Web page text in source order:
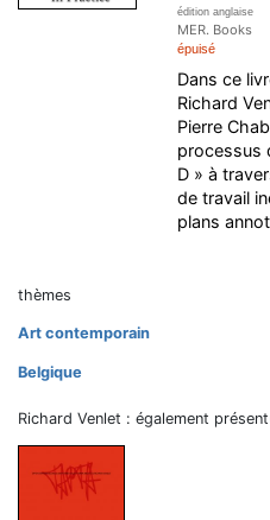
édition anglaise
MER. Books
épuisé
Dans ce
Richard
Pierre
processus
D » à
de travail
plans
thèmes
Art contemporain
Belgique
Richard Venlet : également